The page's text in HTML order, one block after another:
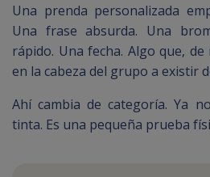
Una prenda personalizada
Una frase absurda. Una
rápido. Una fecha. Algo que,
en la cabeza del grupo a existir
Ahí cambia de categoría. Ya
tinta. Es una pequeña prueba